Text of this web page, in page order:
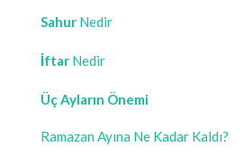
Sahur Nedir
İftar Nedir
Üç Ayların Önemi
Ramazan Ayına Ne Kadar Kaldı?